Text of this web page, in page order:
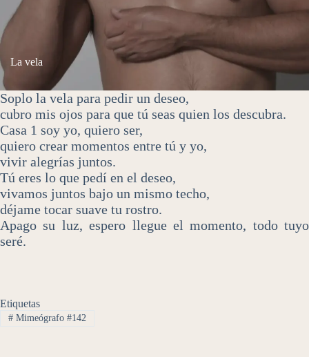
La vela
Soplo la vela para pedir un deseo,
cubro mis ojos para que tú seas quien los descubra.
Casa 1 soy yo, quiero ser,
quiero crear momentos entre tú y yo,
vivir alegrías juntos.
Tú eres lo que pedí en el deseo,
vivamos juntos bajo un mismo techo,
déjame tocar suave tu rostro.
Apago su luz, espero llegue el momento, todo tuyo
seré.
Etiquetas
#Mimeógrafo #142